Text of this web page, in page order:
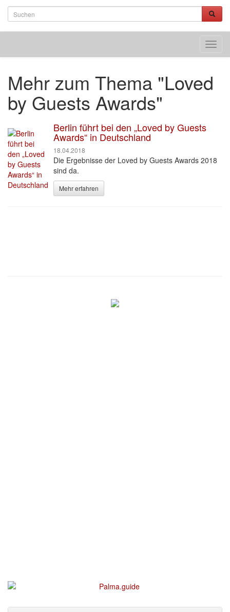
Mehr zum Thema "Loved
by Guests Awards"
Berlin führt bei den „Loved by Guests
Awards“ in Deutschland
18.04.2018
Die Ergebnisse der Loved by Guests Awards 2018
sind da.
Mehr erfahren